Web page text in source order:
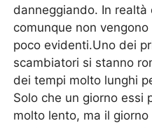
danneggiando. In
comunque non
poco evidenti.Uno dei
scambiatori si stanno
dei tempi molto lunghi
Solo che un giorno essi
molto lento, ma il